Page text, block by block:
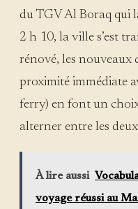
du TGV Al Boraq qui
2 h 10, la ville s’est
rénové, les nouveaux
proximité immédiate
ferry) en font un
alterner entre les
À lire aussi
voyage réussi au